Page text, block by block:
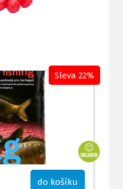
do košíku
Sleva 22%